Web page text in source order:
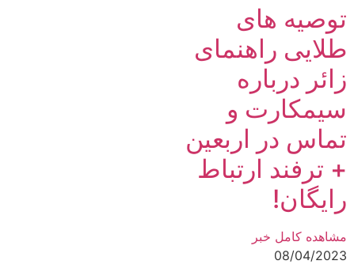
توصیه های
طلایی راهنمای
زائر درباره
سیمکارت و
تماس در اربعین
+ ترفند ارتباط
رایگان!
مشاهده کامل خبر
08/04/2023